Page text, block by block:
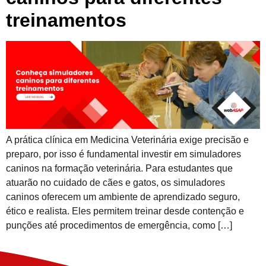
treinamentos
A prática clínica em Medicina Veterinária exige precisão e
preparo, por isso é fundamental investir em simuladores
caninos na formação veterinária. Para estudantes que
atuarão no cuidado de cães e gatos, os simuladores
caninos oferecem um ambiente de aprendizado seguro,
ético e realista. Eles permitem treinar desde contenção e
punções até procedimentos de emergência, como […]